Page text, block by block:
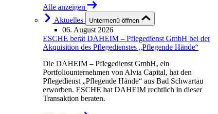
Alle anzeigen
Aktuelles
Untermenü öffnen
06. August 2026
ESCHE berät DAHEIM – Pflegedienst GmbH bei der
Akquisition des Pflegedienstes „Pflegende Hände“
Die DAHEIM – Pflegedienst GmbH, ein
Portfoliounternehmen von Alvia Capital, hat den
Pflegedienst „Pflegende Hände“ aus Bad Schwartau
erworben. ESCHE hat DAHEIM rechtlich in dieser
Transaktion beraten.